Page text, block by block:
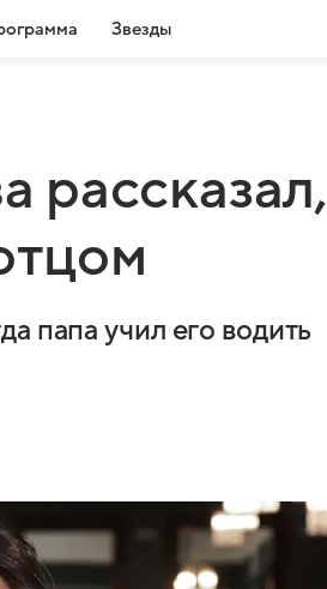
Звезды
рассказал,
папа учил его водить